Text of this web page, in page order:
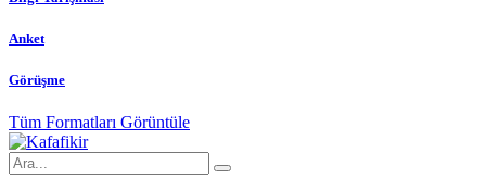
Anket
Görüşme
Tüm Formatları Görüntüle